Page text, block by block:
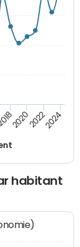
202020222024
habitant